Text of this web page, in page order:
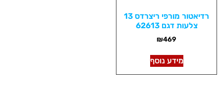
רדיאטור מורפי ריצרדס 13
צלעות דגם 62613
₪469
מידע נוסף